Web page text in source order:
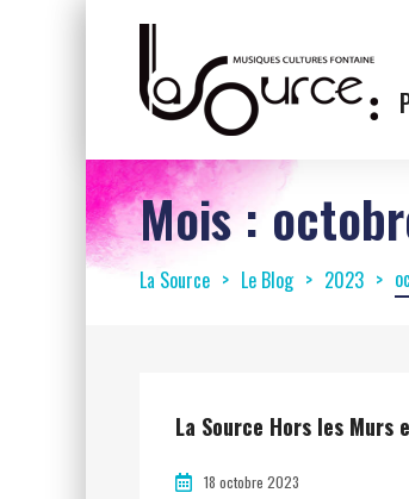
Mois :
La Source Le Blog 2023
La Source Hors les
18 octobre 2023